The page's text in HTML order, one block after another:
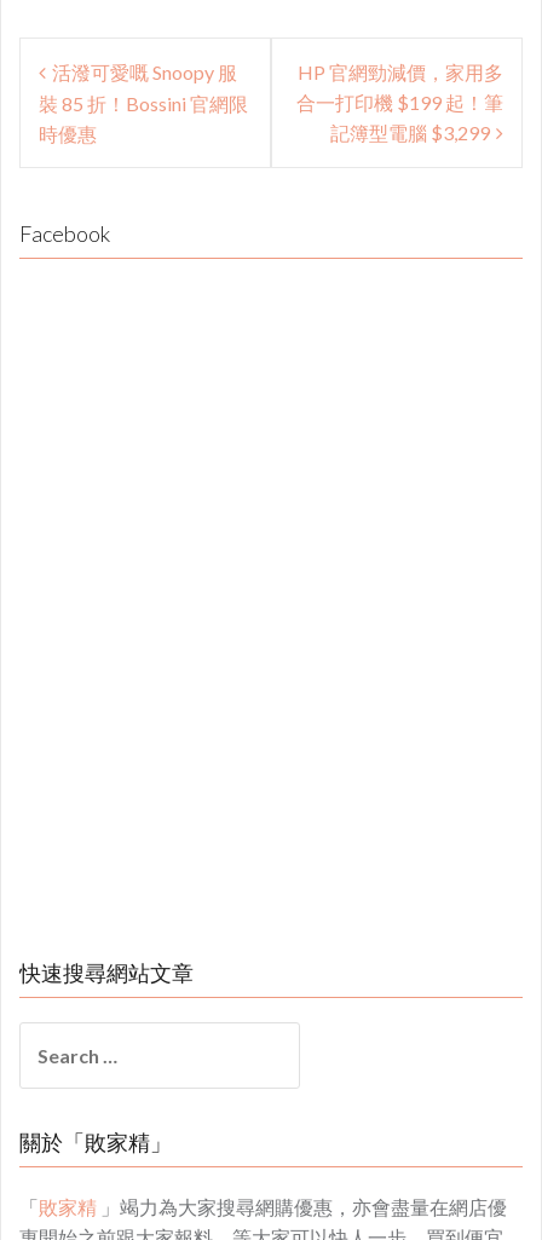
Post
navigation
活潑可愛嘅 Snoopy 服
裝 85 折！Bossini 官網限
時優惠
HP 官網勁減價，家用多
合一打印機 $199 起！筆
記簿型電腦 $3,299
Facebook
快速搜尋網站文章
for:
關於「敗家精」
「敗家精 」竭力為大家搜尋網購優惠，亦會盡量在網店優